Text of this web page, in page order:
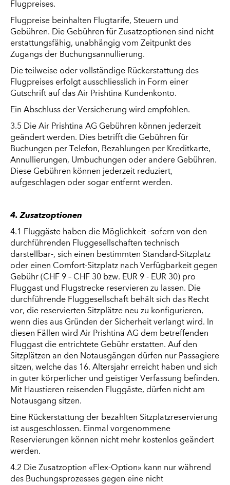
Flugpreises.
Flugpreise beinhalten Flugtarife, Steuern und
Gebühren. Die Gebühren für Zusatzoptionen sind nicht
erstattungsfähig, unabhängig vom Zeitpunkt des
Zugangs der Buchungsannullierung.
Die teilweise oder vollständige Rückerstattung des
Flugpreises erfolgt ausschliesslich in Form einer
Gutschrift auf das Air Prishtina Kundenkonto.
Ein Abschluss der Versicherung wird empfohlen.
3.5 Die Air Prishtina AG Gebühren können jederzeit
geändert werden. Dies betrifft die Gebühren für
Buchungen per Telefon, Bezahlungen per Kreditkarte,
Annullierungen, Umbuchungen oder andere Gebühren.
Diese Gebühren können jederzeit reduziert,
aufgeschlagen oder sogar entfernt werden.
4. Zusatzoptionen
4.1 Fluggäste haben die Möglichkeit –sofern von den
durchführenden Fluggesellschaften technisch
darstellbar-, sich einen bestimmten Standard-Sitzplatz
oder einen Comfort-Sitzplatz nach Verfügbarkeit gegen
Gebühr (CHF 9 – CHF 30 bzw. EUR 9 - EUR 30) pro
Fluggast und Flugstrecke reservieren zu lassen. Die
durchführende Fluggesellschaft behält sich das Recht
vor, die reservierten Sitzplätze neu zu konfigurieren,
wenn dies aus Gründen der Sicherheit verlangt wird. In
diesen Fällen wird Air Prishtina AG dem betreffenden
Fluggast die entrichtete Gebühr erstatten. Auf den
Sitzplätzen an den Notausgängen dürfen nur Passagiere
sitzen, welche das 16. Altersjahr erreicht haben und sich
in guter körperlicher und geistiger Verfassung befinden.
Mit Haustieren reisenden Fluggäste, dürfen nicht am
Notausgang sitzen.
Eine Rückerstattung der bezahlten Sitzplatzreservierung
ist ausgeschlossen. Einmal vorgenommene
Reservierungen können nicht mehr kostenlos geändert
werden.
4.2 Die Zusatzoption «Flex-Option» kann nur während
des Buchungsprozesses gegen eine nicht